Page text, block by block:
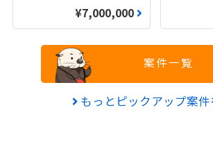
¥7,000,000
案件一覧
もっとピックアップ案件